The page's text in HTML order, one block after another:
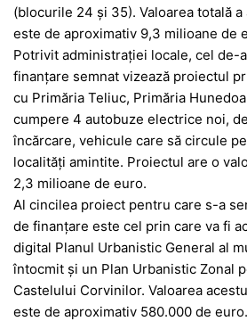
(blocurile 24 şi 35). Valoarea totală
este de aproximativ 9,3 milioane de
Potrivit administrației locale, cel de-
finanţare semnat vizează proiectul
cu Primăria Teliuc, Primăria
cumpere 4 autobuze electrice noi,
încărcare, vehicule care să circule
localităţi amintite. Proiectul are o
2,3 milioane de euro.
Al cincilea proiect pentru care s-a
de finanţare este cel prin care va fi
digital Planul Urbanistic General al
întocmit şi un Plan Urbanistic Zonal
Castelului Corvinilor. Valoarea
este de aproximativ 580.000 de euro.